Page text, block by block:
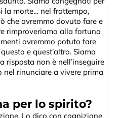
la morte… nel frattempo,
che avremmo dovuto fare e
rimproveriamo alla fortuna
avremmo potuto fare
e quest’altro. Siamo
risposta non è nell’inseguire
rinunciare a vivere prima
per lo spirito?
Lo dico con cognizione